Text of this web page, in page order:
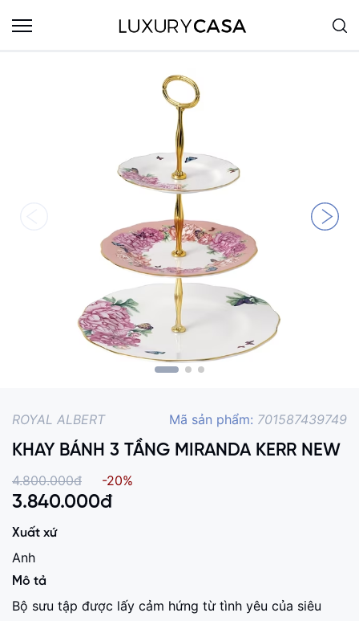
ROYAL ALBERT Mã sản phẩm: 701587439749
KHAY BÁNH 3 TẦNG MIRANDA KERR NEW
4.800.000đ -20%
3.840.000đ
Xuất xứ
Anh
Mô tả
Bộ sưu tập được lấy cảm hứng từ tình yêu của siêu